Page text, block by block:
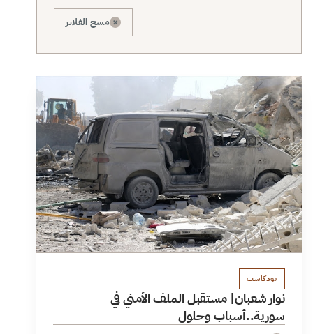
× مسح الفلاتر
بودكاست
نوار شعبان| مستقبل الملف الأمني في
سورية..أسباب وحلول